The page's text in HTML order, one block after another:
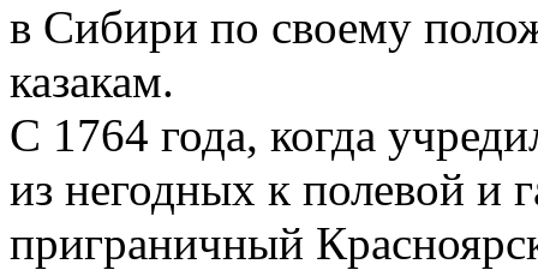
в Сибири по своему
казакам.
С 1764 года, когда
из негодных к полевой и
приграничный